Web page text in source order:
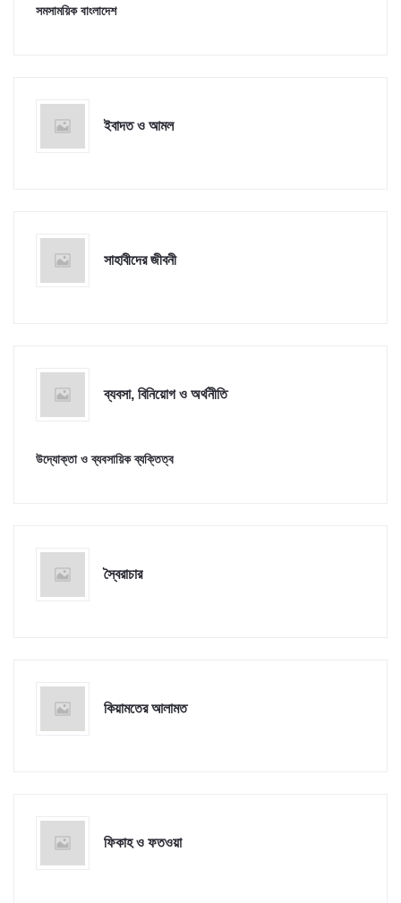
সমসাময়িক বাংলাদেশ
ইবাদত ও আমল
সাহাবীদের জীবনী
ব্যবসা, বিনিয়োগ ও অর্থনীতি
উদ্যোক্তা ও ব্যবসায়িক ব্যক্তিত্ব
স্বৈরাচার
কিয়ামতের আলামত
ফিকাহ ও ফতওয়া